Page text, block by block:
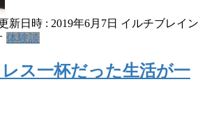
新日時 : 2019年6月7日 イルチブレイン
体験談
ス一杯だった生活が一